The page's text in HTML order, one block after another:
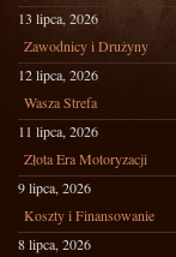
13 lipca, 2026
Zawodnicy i Drużyny
12 lipca, 2026
Wasza Strefa
11 lipca, 2026
Złota Era Motoryzacji
9 lipca, 2026
Koszty i Finansowanie
8 lipca, 2026